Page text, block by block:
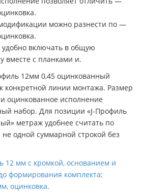
можно разнести по —
включать в общую
вместе с планками и.
12мм 0,45 оцинкованный
конкретной линии монтажа. Размер
оцинкованное исполнение
набор. Для позиции «J-Профиль
метраж удобнее считать по
одной суммарной строкой без
12 мм с кромкой, основанием и
формирования комплекта;
оцинковка.